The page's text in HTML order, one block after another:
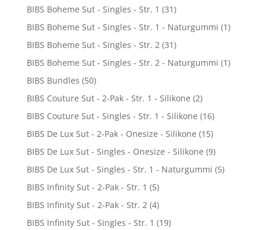
BIBS Boheme Sut - Singles - Str. 1 (31)
BIBS Boheme Sut - Singles - Str. 1 - Naturgummi (1)
BIBS Boheme Sut - Singles - Str. 2 (31)
BIBS Boheme Sut - Singles - Str. 2 - Naturgummi (1)
BIBS Bundles (50)
BIBS Couture Sut - 2-Pak - Str. 1 - Silikone (2)
BIBS Couture Sut - Singles - Str. 1 - Silikone (16)
BIBS De Lux Sut - 2-Pak - Onesize - Silikone (15)
BIBS De Lux Sut - Singles - Onesize - Silikone (9)
BIBS De Lux Sut - Singles - Str. 1 - Naturgummi (5)
BIBS Infinity Sut - 2-Pak - Str. 1 (5)
BIBS Infinity Sut - 2-Pak - Str. 2 (4)
BIBS Infinity Sut - Singles - Str. 1 (19)